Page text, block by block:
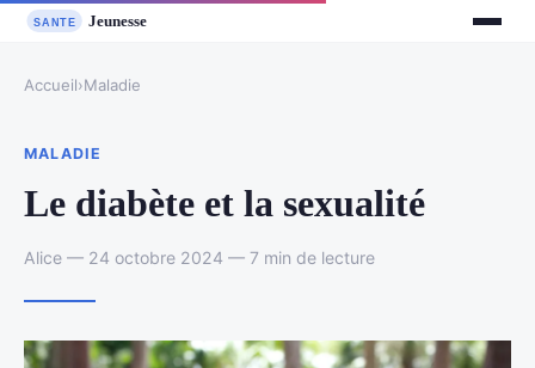
Accueil›Maladie
MALADIE
Le diabète et la sexualité
Alice — 24 octobre 2024 — 7 min de lecture